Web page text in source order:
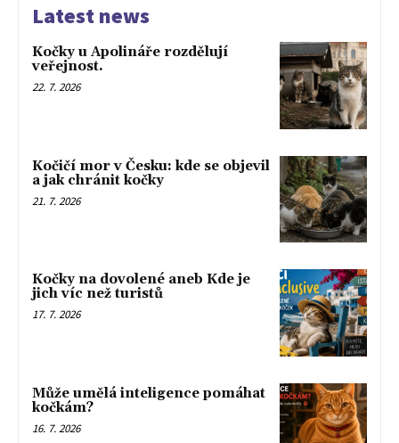
Latest news
Kočky u Apolináře rozdělují
veřejnost.
22. 7. 2026
Kočičí mor v Česku: kde se objevil
a jak chránit kočky
21. 7. 2026
Kočky na dovolené aneb Kde je
jich víc než turistů
17. 7. 2026
Může umělá inteligence pomáhat
kočkám?
16. 7. 2026